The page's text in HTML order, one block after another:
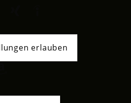
erlauben